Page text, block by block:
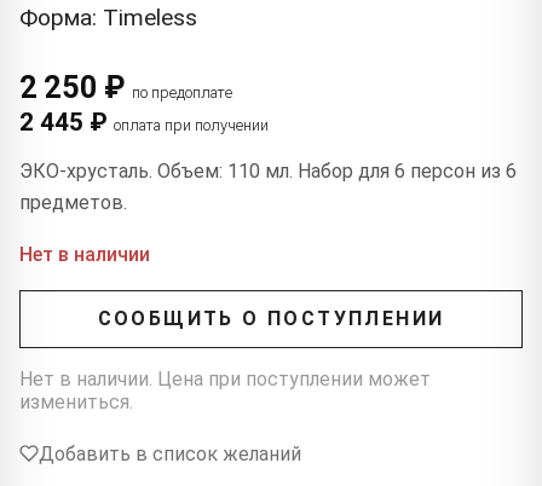
Форма: Timeless
2 250 ₽ по предоплате
2 445 ₽ оплата при получении
ЭКО-хрусталь. Объем: 110 мл. Набор для 6 персон из 6
предметов.
Нет в наличии
СООБЩИТЬ О ПОСТУПЛЕНИИ
Нет в наличии. Цена при поступлении может
измениться.
Добавить в список желаний